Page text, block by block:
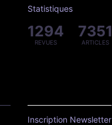
Statistiques
1294
REVUES
7351
ARTICLES
Inscription Newsletter